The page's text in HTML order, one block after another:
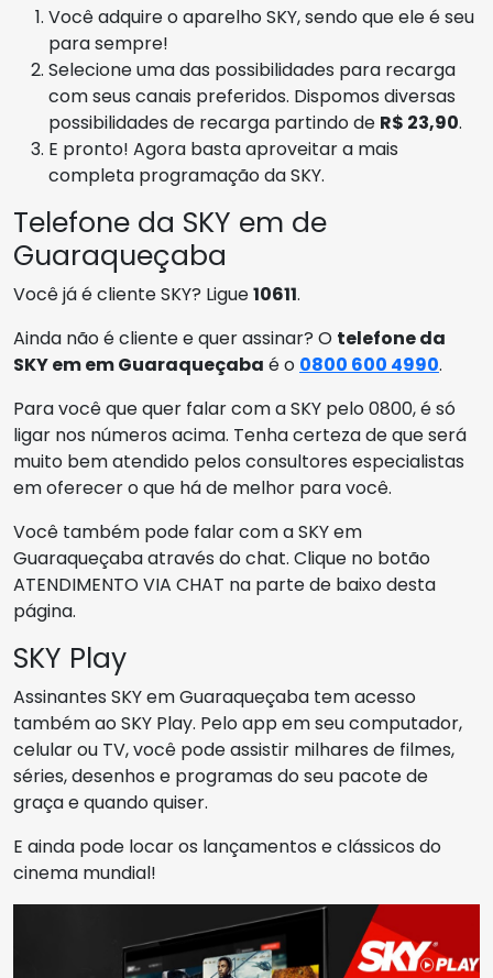
Você adquire o aparelho SKY, sendo que ele é seu
para sempre!
Selecione uma das possibilidades para recarga
com seus canais preferidos. Dispomos diversas
possibilidades de recarga partindo de R$ 23,90.
E pronto! Agora basta aproveitar a mais
completa programação da SKY.
Telefone da SKY em de
Guaraqueçaba
Você já é cliente SKY? Ligue10611.
Ainda não é cliente e quer assinar? O telefone da
SKY em em Guaraqueçaba é o 0800 600 4990.
Para você que quer falar com a SKY pelo 0800, é só
ligar nos números acima. Tenha certeza de que será
muito bem atendido pelos consultores especialistas
em oferecer o que há de melhor para você.
Você também pode falar com a SKY em
Guaraqueçaba através do chat. Clique no botão
ATENDIMENTO VIA CHAT na parte de baixo desta
página.
SKY Play
Assinantes SKY em Guaraqueçaba tem acesso
também ao SKY Play. Pelo app em seu computador,
celular ou TV, você pode assistir milhares de filmes,
séries, desenhos e programas do seu pacote de
graça e quando quiser.
E ainda pode locar os lançamentos e clássicos do
cinema mundial!